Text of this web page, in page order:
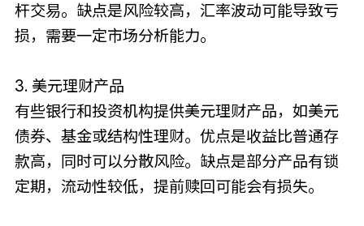
杆交易。缺点是风险较高，汇率波动可能导致亏
损，需要一定市场分析能力。
3. 美元理财产品
有些银行和投资机构提供美元理财产品，如美元
债券、基金或结构性理财。优点是收益比普通存
款高，同时可以分散风险。缺点是部分产品有锁
定期，流动性较低，提前赎回可能会有损失。